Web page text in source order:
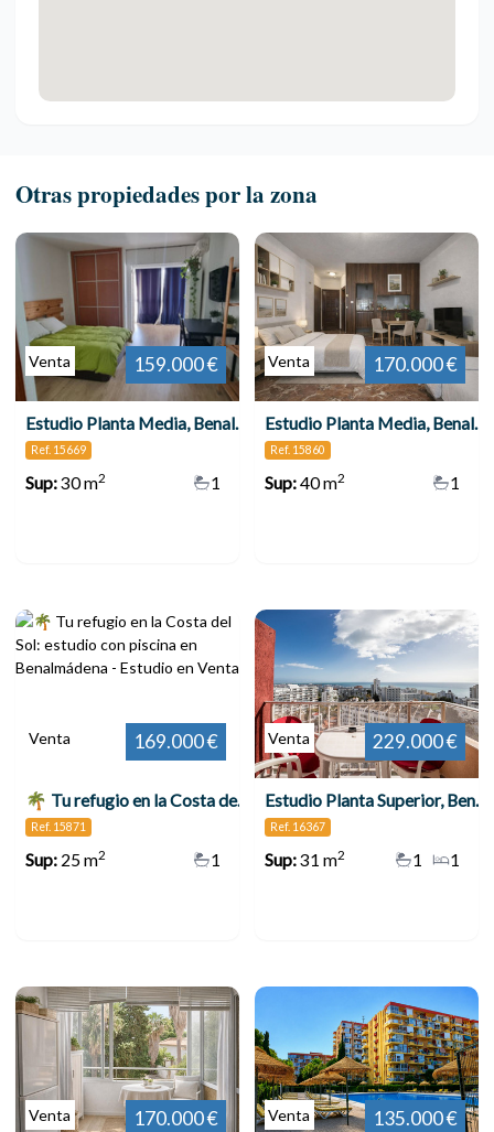
Otras propiedades por la zona
Venta 159.000 €
Estudio Planta Media, Benalmadena
Ref. 15669
Sup:30 m2 1
Venta 170.000 €
Estudio Planta Media, Benalmadena Costa
Ref. 15860
Sup:40 m2 1
Venta 169.000 €
🌴 Tu refugio en la Costa del Sol: estudio con piscina en Benalmádena
Ref. 15871
Sup:25 m2 1
Venta 229.000 €
Estudio Planta Superior, Benalmadena Costa
Ref. 16367
Sup:31 m2 1
1
Venta 170.000 € Venta 135.000 €